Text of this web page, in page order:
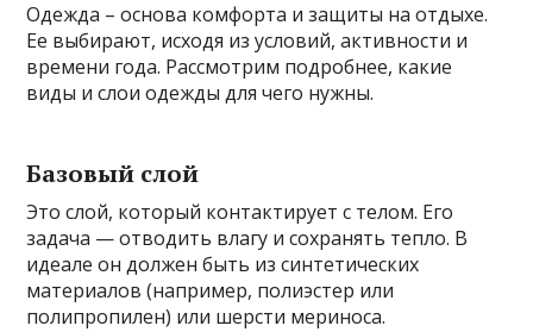
Одежда – основа комфорта и защиты на отдыхе.
Ее выбирают, исходя из условий, активности и
времени года. Рассмотрим подробнее, какие
виды и слои одежды для чего нужны.
Базовый слой
Это слой, который контактирует с телом. Его
задача — отводить влагу и сохранять тепло. В
идеале он должен быть из синтетических
материалов (например, полиэстер или
полипропилен) или шерсти мериноса.